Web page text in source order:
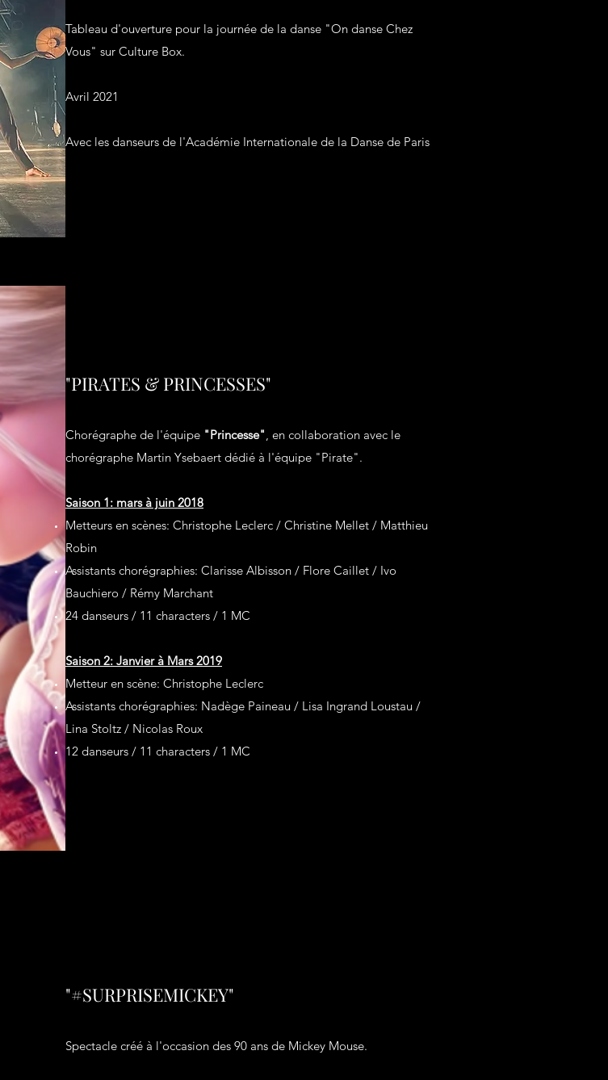
Tableau d'ouverture pour la journée de la danse "On danse Chez
Vous" sur Culture Box.
Avril 2021
Avec les danseurs de l'Académie Internationale de la Danse de Paris
"PIRATES & PRINCESSES"
Chorégraphe de l'équipe "Princesse", en collaboration avec le
chorégraphe Martin Ysebaert dédié à l'équipe "Pirate".
Saison 1: mars à juin 2018
Metteurs en scènes: Christophe Leclerc / Christine Mellet / Matthieu
Robin
Assistants chorégraphies: Clarisse Albisson / Flore Caillet / Ivo
Bauchiero / Rémy Marchant
24 danseurs / 11 characters / 1 MC
​​​Saison 2: Janvier à Mars 2019
Metteur en scène: Christophe Leclerc
Assistants chorégraphies: Nadège Paineau / Lisa Ingrand Loustau /
Lina Stoltz / Nicolas Roux
12 danseurs / 11 characters / 1 MC
"#SURPRISEMICKEY"
Spectacle créé à l'occasion des 90 ans de Mickey Mouse.